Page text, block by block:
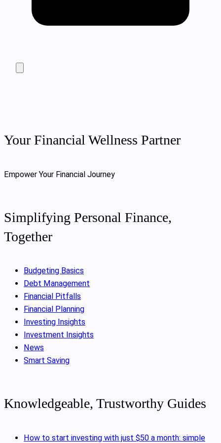
Your Financial Wellness Partner
Empower Your Financial Journey
Simplifying Personal Finance,
Together
Budgeting Basics
Debt Management
Financial Pitfalls
Financial Planning
Investing Insights
Investment Insights
News
Smart Saving
Knowledgeable, Trustworthy Guides
How to start investing with just $50 a month: simple